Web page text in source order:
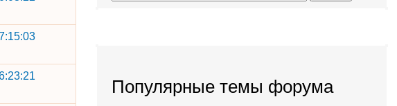
Популярные темы форума